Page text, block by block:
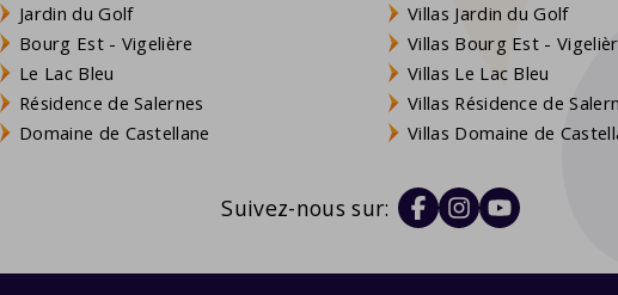
Jardin du Golf
Bourg Est - Vigelière
Le Lac Bleu
Résidence de Salernes
Domaine de Castellane
Villas Jardin du Golf
Villas Bourg Est -
Villas Le Lac Bleu
Villas Résidence de
Villas Domaine de
Suivez-nous sur: